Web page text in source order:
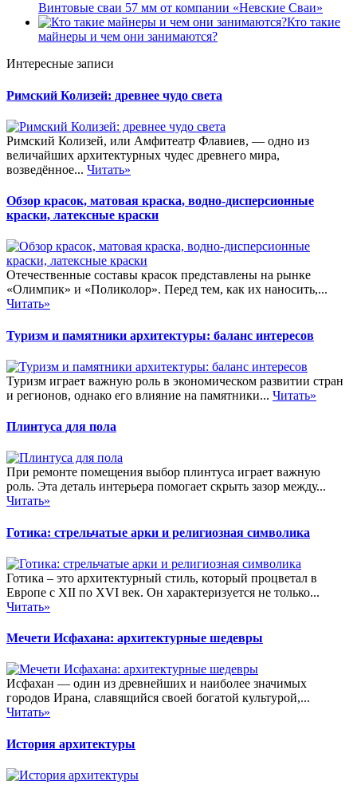
Винтовые сваи 57 мм от компании «Невские Сваи»
Кто такие
майнеры и чем они занимаются?
Интересные записи
Римский Колизей: древнее чудо света
Римский Колизей, или Амфитеатр Флавиев, — одно из
величайших архитектурных чудес древнего мира,
возведённое... Читать»
Обзор красок, матовая краска, водно-дисперсионные
краски, латексные краски
Отечественные составы красок представлены на рынке
«Олимпик» и «Поликолор». Перед тем, как их наносить,...
Читать»
Туризм и памятники архитектуры: баланс интересов
Туризм играет важную роль в экономическом развитии стран
и регионов, однако его влияние на памятники... Читать»
Плинтуса для пола
При ремонте помещения выбор плинтуса играет важную
роль. Эта деталь интерьера помогает скрыть зазор между...
Читать»
Готика: стрельчатые арки и религиозная символика
Готика – это архитектурный стиль, который процветал в
Европе с XII по XVI век. Он характеризуется не только...
Читать»
Мечети Исфахана: архитектурные шедевры
Исфахан — один из древнейших и наиболее значимых
городов Ирана, славящийся своей богатой культурой,...
Читать»
История архитектуры